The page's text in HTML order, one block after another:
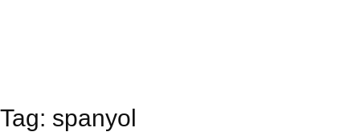
Tag: spanyol